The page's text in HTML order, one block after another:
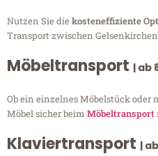
Nutzen Sie diekosteneffiziente
Transport zwischen
Möbeltransport | ab
Ob ein einzelnes Möbelstück oder
Möbel sicher beim Möbeltransport
Klaviertransport |